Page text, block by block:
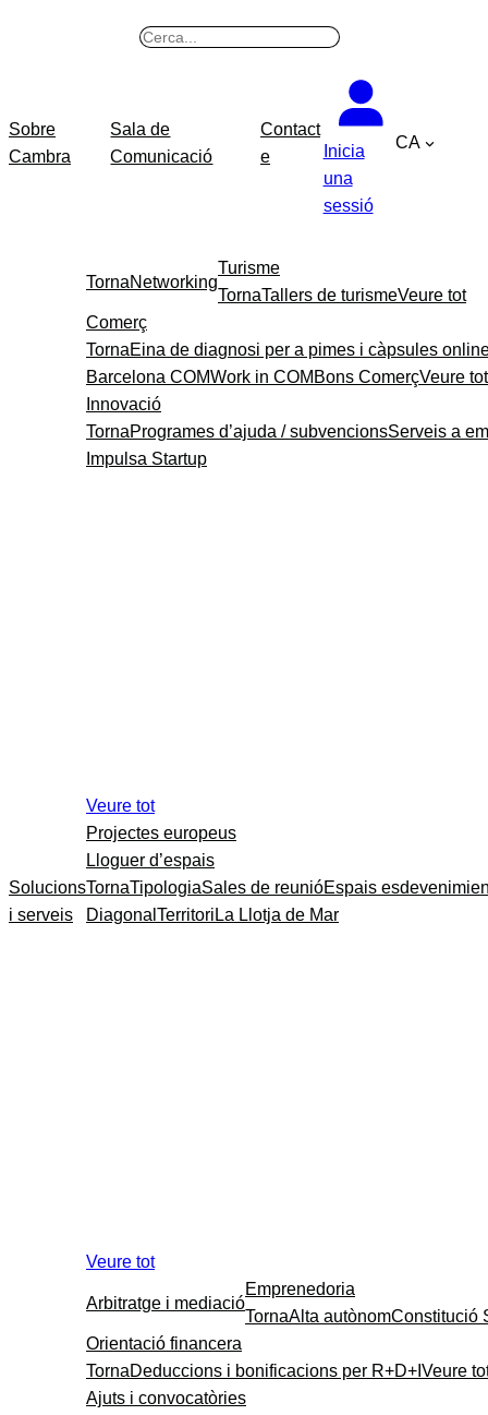
B
Sobre
Cambra
Sala de
Comunicació
Contact
e
Inicia
una
sessió
CA
Solucions
i serveis
TornaNetworking
Turisme
TornaTallers de turismeVeure tot
Comerç
TornaEina de diagnosi per a pimes i càpsules
Barcelona COMWork in COM Bons ComerçVeure tot
Innovació
TornaProgrames d’ajuda / subvencionsServeis a
Impulsa Startup
Veure tot
Projectes europeus
Lloguer d’espais
TornaTipologiaSales de reunióEspais
Diagonal Territori La Llotja de Mar
Veure tot
Arbitratge i mediació
Emprenedoria
TornaAlta autònomConstitució
Orientació financera
TornaDeduccions i bonificacions per R+D+I Veure
Ajuts i convocatòries